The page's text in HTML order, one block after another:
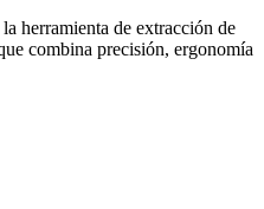
herramienta de extracción de
combina precisión, ergonomía